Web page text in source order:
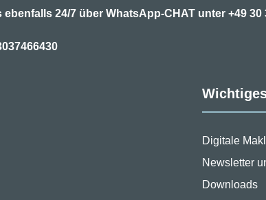
ebenfalls 24/7 über WhatsApp-CHAT unter +49 30
Digitale
Newsletter
Downloads